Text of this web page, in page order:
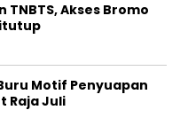
Akses Bromo
Motif Penyuapan
Raja Juli